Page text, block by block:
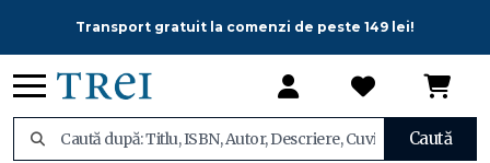
Transport gratuit la comenzi de peste 149 lei!
Caută